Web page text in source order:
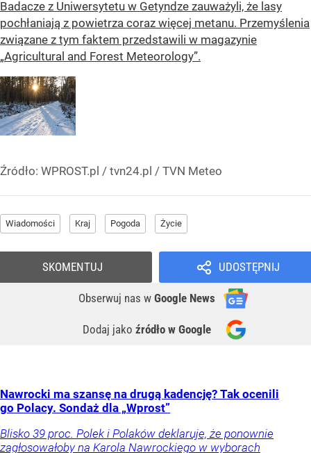
Badacze z Uniwersytetu w Getyndze zauważyli, że lasy
pochłaniają z powietrza coraz więcej metanu. Przemyślenia
związane z tym faktem przedstawili w magazynie
„Agricultural and Forest Meteorology”.
Źródło: WPROST.pl / tvn24.pl / TVN Meteo
Wiadomości Kraj Pogoda Życie
UDOSTĘPNIJ
Obserwuj nas w Google News
Dodaj jako źródło w Google
SKOMENTUJ
Nawrocki ma szansę na drugą kadencję? Tak ocenili
go Polacy. Sondaż dla „Wprost”
Blisko 39 proc. Polek i Polaków deklaruje, że ponownie
zagłosowałoby na Karola Nawrockiego w wyborach